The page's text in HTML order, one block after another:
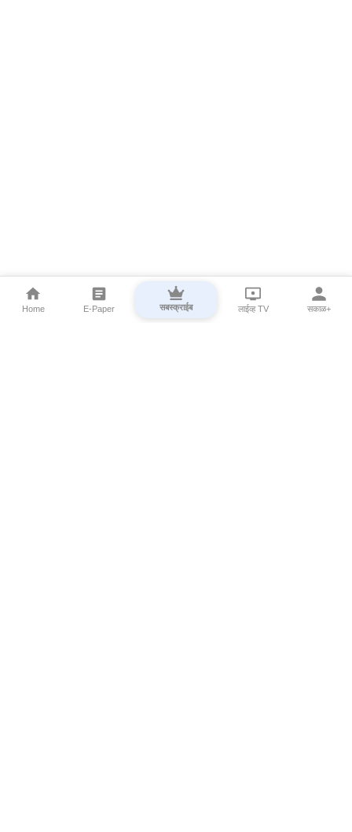
Home E-Paper सबस्क्राईब लाईव्ह TV सकाळ+